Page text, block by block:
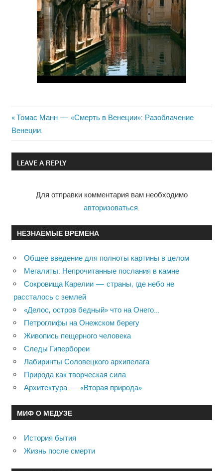
Навигация
по
записям
Previous
Post:
Томас Манн — «Смерть в Венеции»: Разоблачение
Венеции.
LEAVE A REPLY
Для отправки комментария вам необходимо
авторизоваться
НЕЗНАЕМЫЕ ВРЕМЕНА
Общее введение для полноты картины в целом
Мегалиты: Непрочитанные послания в камне
Сокровища Карелии — страны, где небо не
рассталось с землей
«Делос, остров бедный» что на Онего…
Петроглифы на Онежском берегу
Живопись пещерного человека
Следы Гипербореи
Лабиринты Соловецкого архипелага
Природа как творческая сила
Архитектура — «Вторая природа»
МИФ О МЕДУЗЕ
История бытия
Жизнь после смерти